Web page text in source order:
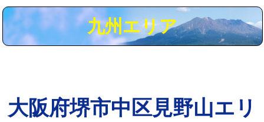
九州エリア
大阪府堺市中区見野山エリ